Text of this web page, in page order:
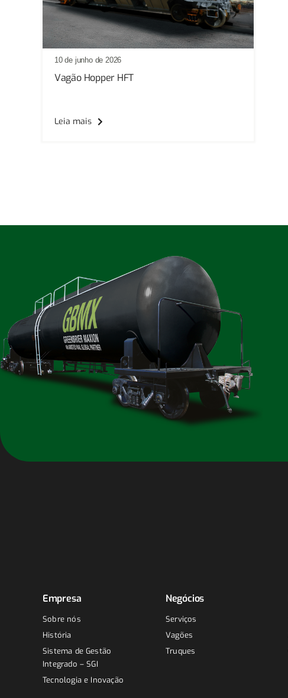
10 de junho de 2026
Vagão Hopper HFT
Leia mais
Empresa
Sobre nós
História
Sistema de Gestão
Integrado – SGI
Tecnologia e Inovação
Negócios
Serviços
Vagões
Truques